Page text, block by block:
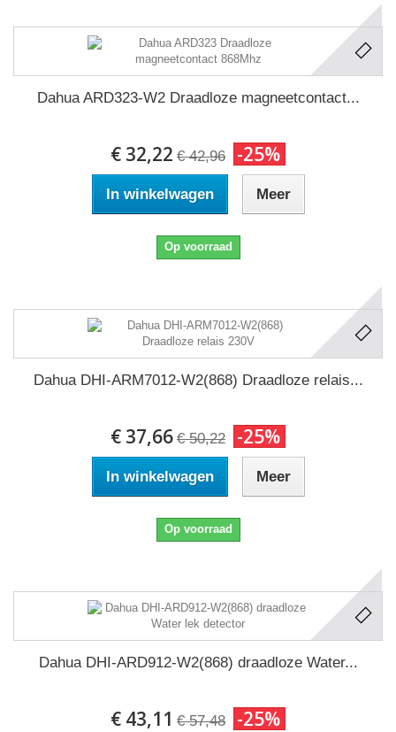
Dahua ARD323-W2 Draadloze magneetcontact...
€ 32,22 € 42,96 -25%
In winkelwagen Meer
Op voorraad
Dahua DHI-ARM7012-W2(868) Draadloze relais...
€ 37,66 € 50,22 -25%
In winkelwagen Meer
Op voorraad
Dahua DHI-ARD912-W2(868) draadloze Water...
€ 43,11 € 57,48 -25%